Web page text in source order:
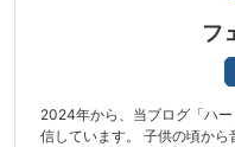
フ
2024年から、当ブログ「ハ
信しています。 子供の頃か